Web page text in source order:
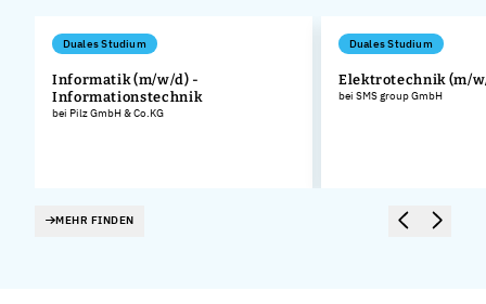
Duales Studium
Informatik (m/w/d) -
Informationstechnik
bei Pilz GmbH & Co.KG
Duales Studium
Elektrotechnik (m/
bei SMS group GmbH
MEHR FINDEN